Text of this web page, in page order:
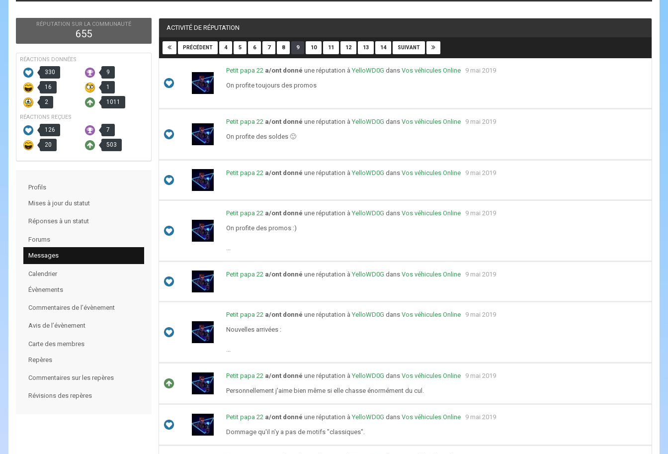
RÉPUTATION SUR LA COMMUNAUTÉ
655
RÉACTIONS DONNÉES
330 9
16 1
2 1011
RÉACTIONS REÇUES
126 7
20 503
Profils
Mises à jour du statut
Réponses à un statut
Forums
Messages
Calendrier
Évènements
Commentaires de l’évènement
Avis de l’évènement
Carte des membres
Repères
Commentaires sur les repères
Révisions des repères
ACTIVITÉ DE RÉPUTATION
PRÉCÉDENT 4 5 6 7 8 9 10 11 12 13 14 SUIVANT
Petit papa 22 a/ont donné une réputation à YelloWD0G dans Vos véhicules Online
9 mai 2019
On profite toujours des promos
Petit papa 22 a/ont donné une réputation à YelloWD0G dans Vos véhicules Online
9 mai 2019
On profite des soldes 🙂
Petit papa 22 a/ont donné une réputation à YelloWD0G dans Vos véhicules Online 9 mai 2019
Petit papa 22 a/ont donné une réputation à YelloWD0G dans Vos véhicules Online
9 mai 2019
On profite des promos :)
Petit papa 22 a/ont donné une réputation à YelloWD0G dans Vos véhicules Online 9 mai 2019
Petit papa 22 a/ont donné une réputation à YelloWD0G dans Vos véhicules Online
9 mai 2019
Nouvelles arrivées :
Petit papa 22 a/ont donné une réputation à YelloWD0G dans Vos véhicules Online
9 mai 2019
Personnellement j'aime bien même si elle chasse énormément du cul.
Petit papa 22 a/ont donné une réputation à YelloWD0G dans Vos véhicules Online
9 mai 2019
Dommage qu'il n'y a pas de motifs "classiques".